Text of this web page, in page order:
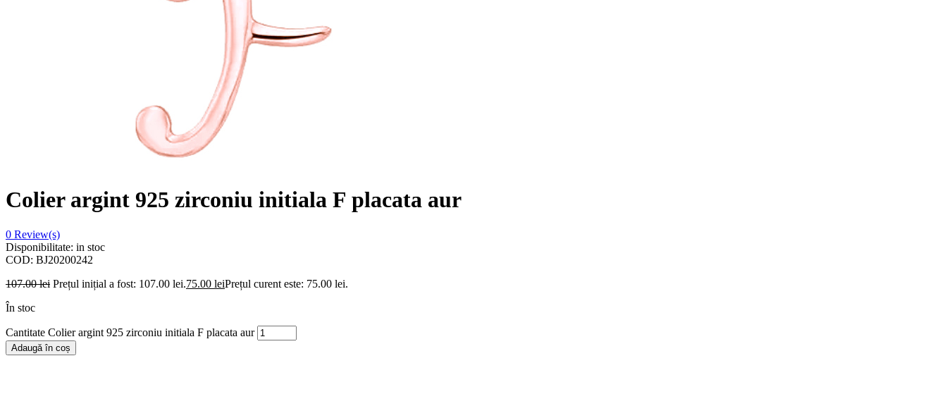
Colier argint 925 zirconiu initiala F placata aur
0 Review(s)
Disponibilitate: in stoc
COD: BJ20200242
107.00lei Prețul inițial a fost: 107.00 lei.75.00 leiPrețul curent este: 75.00 lei.
În stoc
Cantitate Colier argint 925 zirconiu initiala F placata aur
Adaugă în coș